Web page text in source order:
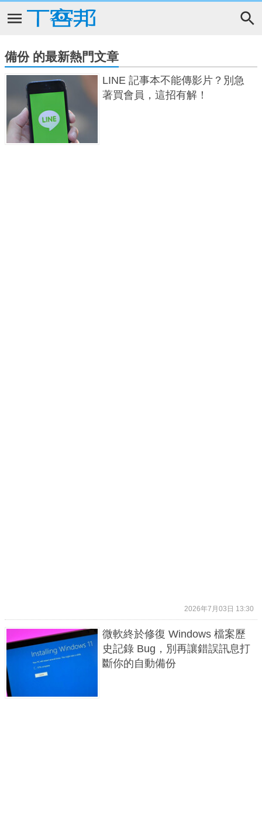
備份 的最新熱門文章
LINE 記事本不能傳影片？別急
著買會員，這招有解！
2026年7月03日 13:30
微軟終於修復 Windows 檔案歷
史記錄 Bug，別再讓錯誤訊息打
斷你的自動備份